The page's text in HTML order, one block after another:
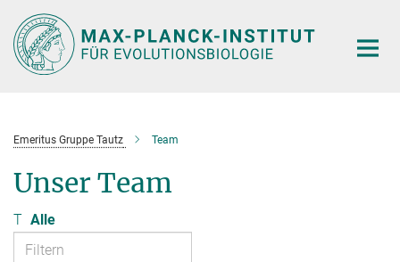
Hauptinhalt
Emeritus Gruppe Tautz Team
Unser Team
T Alle